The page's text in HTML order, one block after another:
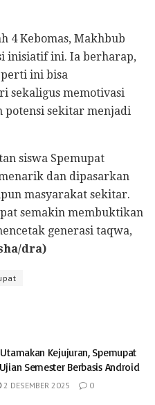
4 Kebomas, Makhbub
inisiatif ini. Ia berharap,
ini bisa
sekaligus memotivasi
potensi sekitar menjadi
siswa Spemupat
dan dipasarkan
masyarakat sekitar.
semakin membuktikan
generasi taqwa,
dra)
Kejujuran, Spemupat
Semester Berbasis Android
2 DESEMBER 2025 0